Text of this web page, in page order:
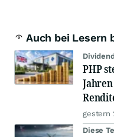
Auch bei Lesern
PHP
gestern
Diese